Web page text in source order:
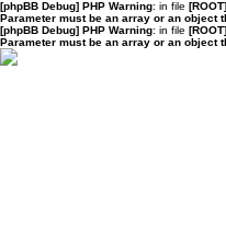
[phpBB Debug] PHP Warning: in file
Parameter must be an array or an object
[phpBB Debug] PHP Warning: in file
Parameter must be an array or an object